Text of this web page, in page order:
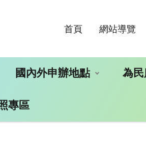
首頁 網站導覽
國內外申辦地點 為
專區